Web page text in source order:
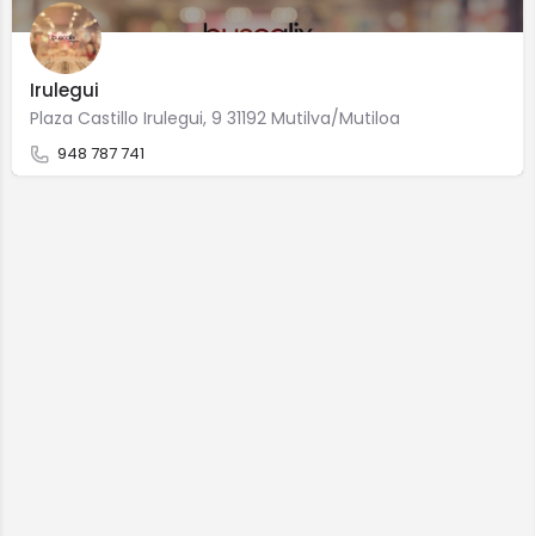
Irulegui
Plaza Castillo Irulegui, 9 31192 Mutilva/Mutiloa
948 787 741